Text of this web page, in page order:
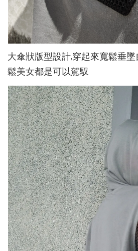
大傘狀版型設計,穿起來寬鬆垂
鬆美女都是可以駕馭